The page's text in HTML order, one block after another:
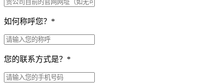
如何称呼您？ *
您的联系方式是？ *